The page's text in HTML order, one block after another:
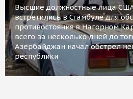
Высшие должностные лица
встретились в Стамбуле для
противостояния в Нагорном
всего за несколько дней до
Азербайджан начал обстрел
республики